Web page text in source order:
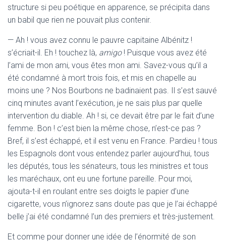
structure si peu poétique en apparence, se précipita dans
un babil que rien ne pouvait plus contenir.
— Ah ! vous avez connu le pauvre capitaine Albénitz !
s’écriait-il. Eh ! touchez là, amigo ! Puisque vous avez été
l’ami de mon ami, vous êtes mon ami. Savez-vous qu’il a
été condamné à mort trois fois, et mis en chapelle au
moins une ? Nos Bourbons ne badinaient pas. Il s’est sauvé
cinq minutes avant l’exécution, je ne sais plus par quelle
intervention du diable. Ah ! si, ce devait être par le fait d’une
femme. Bon ! c’est bien la même chose, n’est-ce pas ?
Bref, il s’est échappé, et il est venu en France. Pardieu ! tous
les Espagnols dont vous entendez parler aujourd’hui, tous
les députés, tous les sénateurs, tous les ministres et tous
les maréchaux, ont eu une fortune pareille. Pour moi,
ajouta-t-il en roulant entre ses doigts le papier d’une
cigarette, vous n’ignorez sans doute pas que je l’ai échappé
belle j’ai été condamné l’un des premiers et très-justement.
Et comme pour donner une idée de l’énormité de son